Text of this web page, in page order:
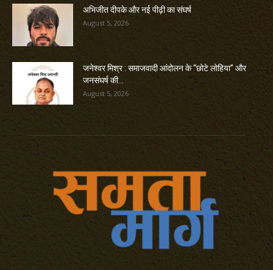
अभिजीत दीपके और नई पीढ़ी का संघर्ष
August 5, 2026
जनेश्वर मिश्र : समाजवादी आंदोलन के “छोटे लोहिया” और
जनसंघर्ष की...
August 5, 2026